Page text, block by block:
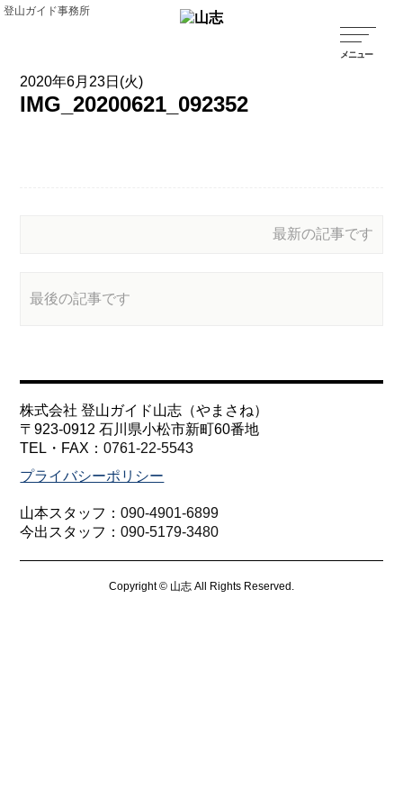
登山ガイド事務所
2020年6月23日(火)
IMG_20200621_092352
最新の記事です
最後の記事です
株式会社 登山ガイド山志（やまさね）
〒923-0912 石川県小松市新町60番地
TEL・FAX：0761-22-5543
プライバシーポリシー
山本スタッフ：090-4901-6899
今出スタッフ：090-5179-3480
Copyright © 山志 All Rights Reserved.